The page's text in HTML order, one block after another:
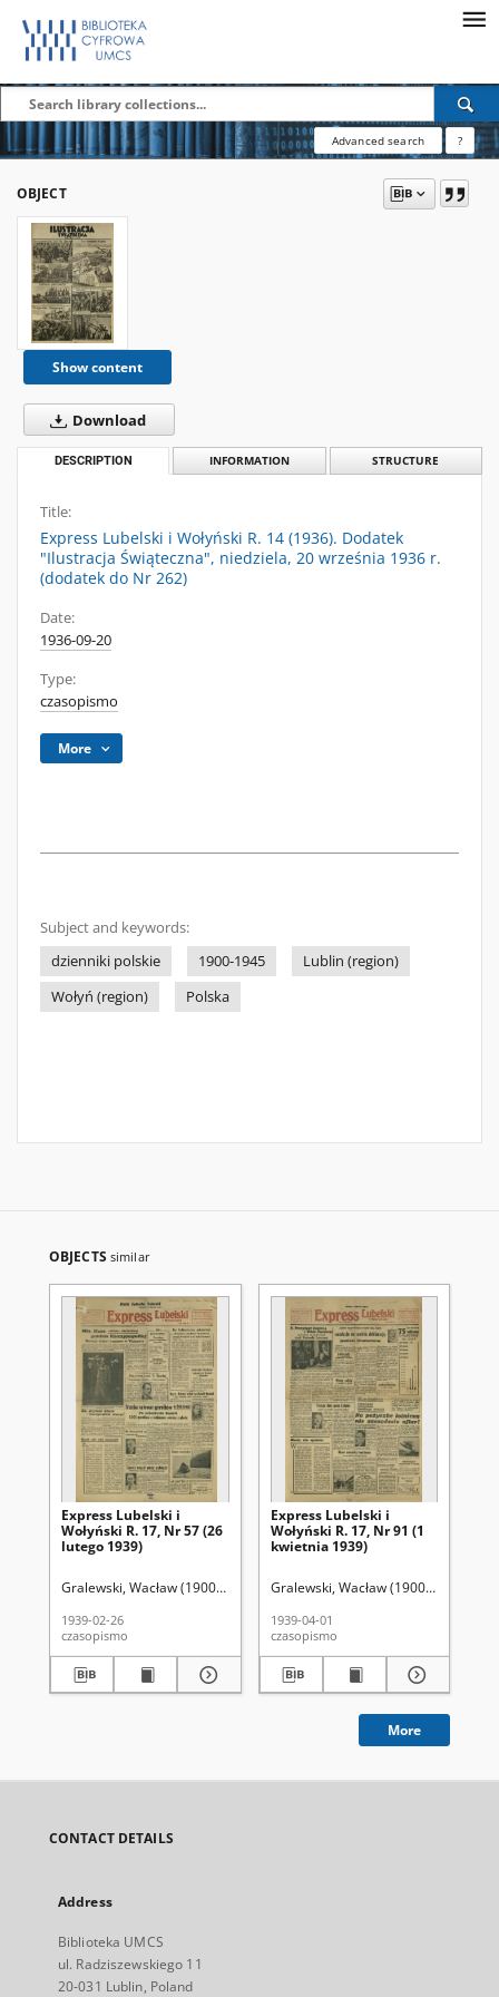
Advanced search ?
OBJECT
Show content
Download
DESCRIPTION INFORMATION STRUCTURE
Title:
Express Lubelski i Wołyński R. 14 (1936). Dodatek
"Ilustracja Świąteczna", niedziela, 20 września 1936 r.
(dodatek do Nr 262)
Date:
1936-09-20
Type:
czasopismo
More
Subject and keywords:
dzienniki polskie
1900-1945
Lublin (region)
Wołyń (region)
Polska
OBJECTS similar
Express Lubelski i
Wołyński R. 17, Nr 57 (26
lutego 1939)
Gralewski, Wacław (1900-1972). Red.
1939-02-26
czasopismo
Express Lubelski i
Wołyński R. 17, Nr 91 (1
kwietnia 1939)
Gralewski, Wacław (1900-1972). Red.
1939-04-01
czasopismo
More
CONTACT DETAILS
Address
Biblioteka UMCS
ul. Radziszewskiego 11
20-031 Lublin, Poland